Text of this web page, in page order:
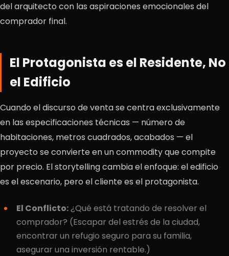
del arquitecto con las aspiraciones emocionales del
comprador final.
El Protagonista es el Residente, No
el Edificio
Cuando el discurso de venta se centra exclusivamente
en las especificaciones técnicas — número de
habitaciones, metros cuadrados, acabados — el
proyecto se convierte en un commodity que compite
por precio. El storytelling cambia el enfoque: el edificio
es el escenario, pero el cliente es el protagonista.
El Conflicto:¿Qué está tratando de resolver el
comprador? (Escapar del estrés de la ciudad,
encontrar un refugio seguro para su familia,
asegurar una inversión rentable.)